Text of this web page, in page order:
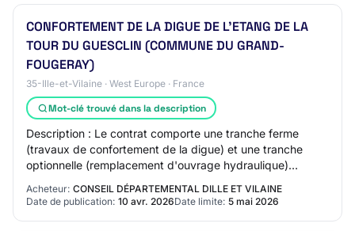
CONFORTEMENT DE LA DIGUE DE L'ETANG DE LA
TOUR DU GUESCLIN (COMMUNE DU GRAND-
FOUGERAY)
35-Ille-et-Vilaine · West Europe · France
Mot-clé trouvé dans la description
Description : Le contrat comporte une tranche ferme
(travaux de confortement de la digue) et une tranche
optionnelle (remplacement d'ouvrage hydraulique)
Classification CPV : Principale : 45247212 -…
Acheteur: CONSEIL DÉPARTEMENTAL DILLE ET VILAINE
Date de publication: 10 avr. 2026Date limite: 5 mai 2026